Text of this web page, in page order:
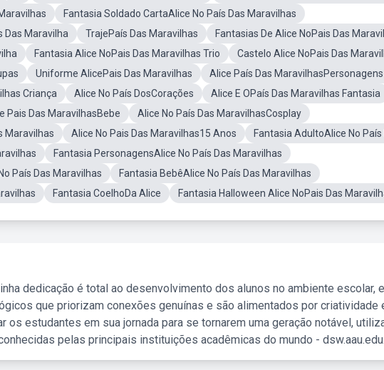
Fantasia Soldado CartaAlice No País Das Maravilhas
Das Maravilha
TrajePaís Das Maravilhas
Fantasias De Alice NoPais Das
Fantasia Alice NoPais Das Maravilhas Trio
Castelo Alice NoPais Das
Uniforme AlicePais Das Maravilhas
Alice País Das
Criança
Alice No País DosCorações
Alice E OPaís Das Maravilhas Fantasia
Pais Das MaravilhasBebe
Alice No País Das MaravilhasCosplay
Maravilhas
Alice No Pais Das Maravilhas15 Anos
Fantasia AdultoAlice No
Fantasia PersonagensAlice No País Das Maravilhas
País Das Maravilhas
Fantasia BebêAlice No País Das Maravilhas
Fantasia CoelhoDa Alice Fantasia Halloween Alice NoPais Das
dedicação é total ao desenvolvimento dos alunos no ambiente escolar,
que priorizam conexões genuínas e são alimentados por criatividade
os estudantes em sua jornada para se tornarem uma geração notável,
pelas principais instituições acadêmicas do mundo -